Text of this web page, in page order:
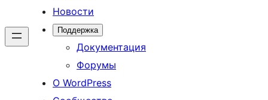
Новости
Поддержка
Документация
Форумы
О WordPress